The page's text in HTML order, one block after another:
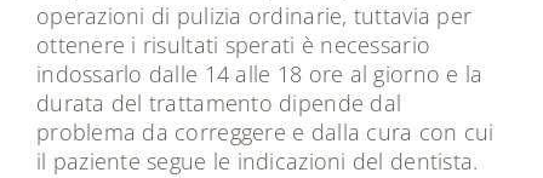
operazioni di pulizia ordinarie, tuttavia per
ottenere i risultati sperati è necessario
indossarlo dalle 14 alle 18 ore al giorno e la
durata del trattamento dipende dal
problema da correggere e dalla cura con cui
il paziente segue le indicazioni del dentista.